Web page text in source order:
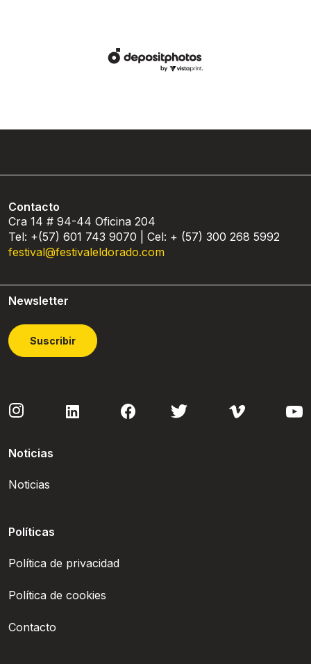
Contacto
Cra 14 # 94-44 Oficina 204
Tel: +(57) 601 743 9070 | Cel: + (57) 300 268 5992
festival@festivaleldorado.com
Newsletter
Suscribir
Noticias
Noticias
Políticas
Política de privacidad
Política de cookies
Contacto